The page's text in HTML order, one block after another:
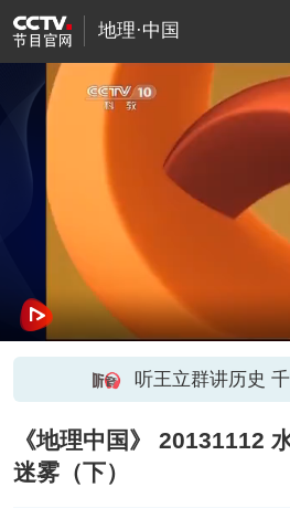
地理·中国
听王立群讲历史
《地理中国》 20131112
迷雾（下）